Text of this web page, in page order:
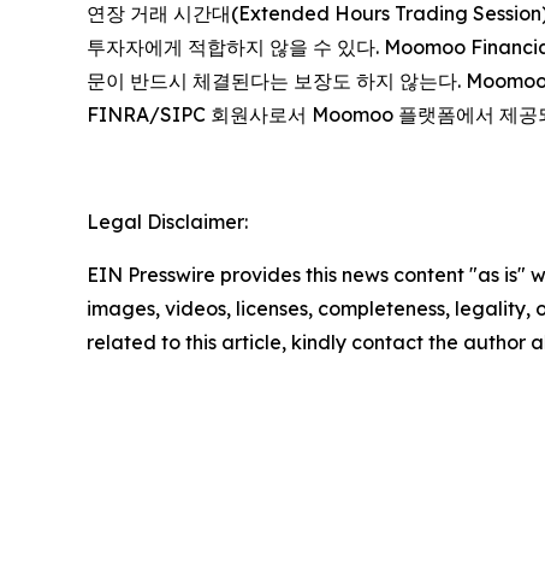
연장 거래 시간대(Extended Hours Trading
투자자에게 적합하지 않을 수 있다. Moomoo
문이 반드시 체결된다는 보장도 하지 않는다.
FINRA/SIPC 회원사로서 Moomoo 플랫폼에서 제공
Legal Disclaimer:
EIN Presswire provides this news content "as
images, videos, licenses, completeness,
related to this article, kindly contact the author